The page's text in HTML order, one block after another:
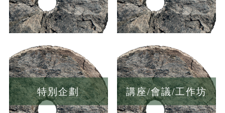
特別企劃 講座/會議/工作坊